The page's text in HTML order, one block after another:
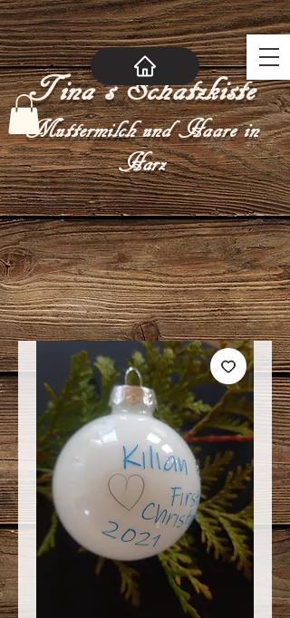
Tina´s Schatzkiste
Muttermilch und Haare in
Harz